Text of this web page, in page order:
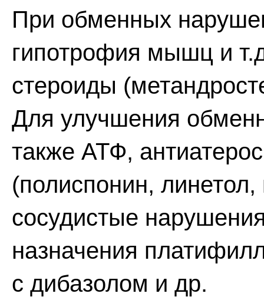
При обменных
гипотрофия мышц и
стероиды
Для улучшения
также АТФ,
(полиспонин,
сосудистые
назначения
с дибазолом и др.